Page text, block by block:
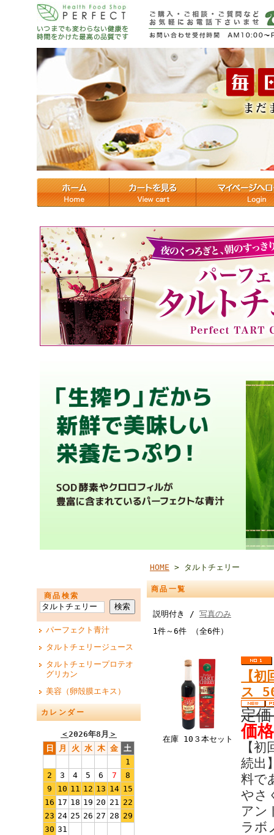
商品検索
パーフェクト青汁
タルトチェリージュース
タルトチェリープロテオ
グリカン
美容（卵殻膜エキス）
カレンダー
＜2026年8月 ＞
日
月 火 水 木 金 土
1
2
3 4 5 6 7
8
9
10 11 12 13 14 15
16 17 18 19 20 21 22
23 24 25 26 27 28 29
30 31
HOME > タルトチェリー
商品一覧
説明付き / 写真のみ
1件～6件 （全6件）
在庫 10３本セット
【
ス
定
価
【
続出
料で
やさ
アン
ラボ